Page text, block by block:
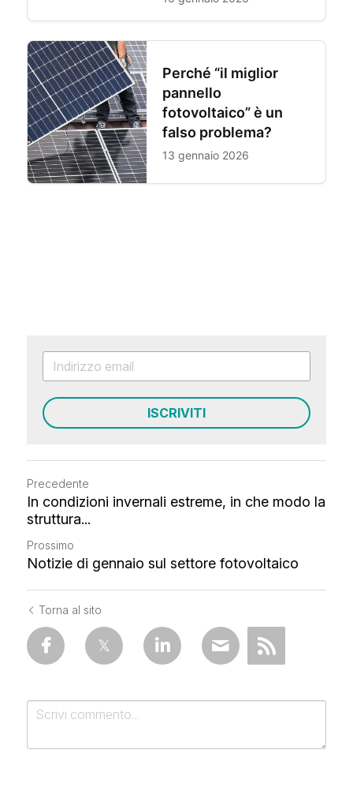
ISCRIVITI
Precedente
In condizioni invernali estreme, in che modo la
struttura...
Prossimo
Notizie di gennaio sul settore fotovoltaico
Torna al sito